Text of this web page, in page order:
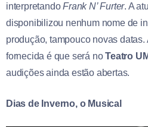
interpretandoFrank N’ Furter. A
disponibilizou nenhum nome de
produção, tampouco novas
fornecida é que será noTeatro
audições ainda estão abertas.
Dias de Inverno, o Musical